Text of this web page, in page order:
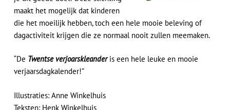
maakt het mogelijk dat kinderen
die het moeilijk hebben, toch een hele mooie beleving of
dagactiviteit krijgen die ze normaal nooit zullen meemaken.
“De Twentse verjoarskleanderis een hele leuke en mooie
verjaarsdagkalender!”
Illustraties: Anne Winkelhuis
Teksten: Henk Winkelhuis